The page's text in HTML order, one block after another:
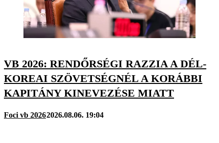
VB 2026: RENDŐRSÉGI RAZZIA A DÉL-
KOREAI SZÖVETSÉGNÉL A KORÁBBI
KAPITÁNY KINEVEZÉSE MIATT
Foci vb 20262026.08.06. 19:04